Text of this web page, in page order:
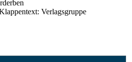
Verlagsgruppe